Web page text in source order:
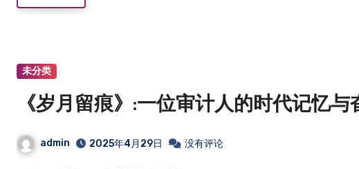
未分类
《岁月留痕》:一位审计人的时代记忆与
admin 2025年4月29日 没有评论